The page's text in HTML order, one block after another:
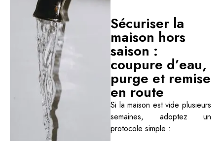
Sécuriser la
maison hors
saison :
coupure d’eau,
purge et remise
en route
Si la maison est vide plusieurs
semaines, adoptez un
protocole simple :